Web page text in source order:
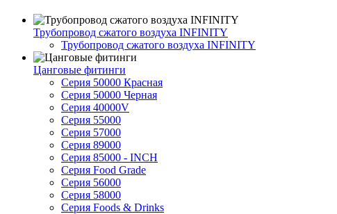
Трубопровод сжатого воздуха INFINITY
Трубопровод сжатого воздуха INFINITY
Цанговые фитинги
Серия 50000 Красная
Серия 50000 Черная
Серия 40000V
Серия 55000
Серия 57000
Серия 89000
Серия 85000 - INCH
Серия Food Grade
Серия 56000
Серия 58000
Серия Foods & Drinks